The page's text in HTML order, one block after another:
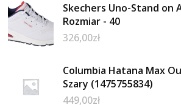
Skechers Uno-Stand on
Rozmiar - 40
326,00zł
Columbia Hatana Max
Szary (1475755834)
449,00zł